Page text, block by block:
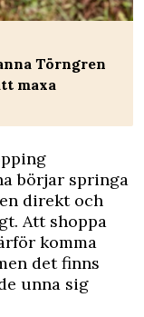
Törngren
maxa
börjar springa
direkt och
Att shoppa
komma
det finns
unna sig